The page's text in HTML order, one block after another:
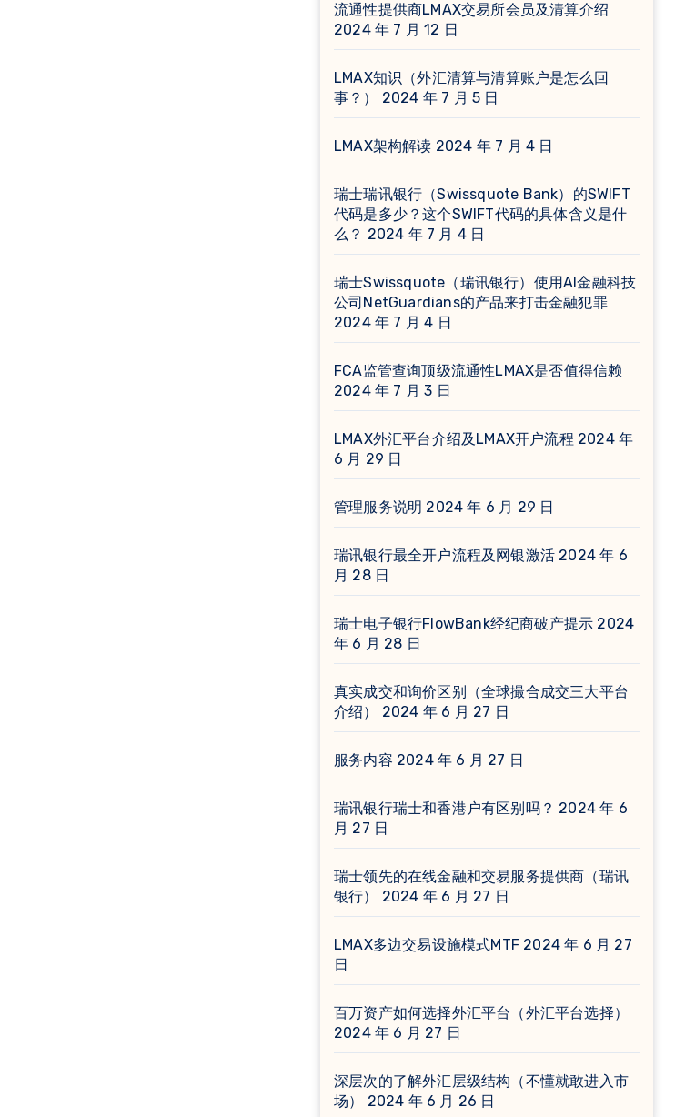
流通性提供商LMAX交易所会员及清算介绍
2024 年 7 月 12 日
LMAX知识（外汇清算与清算账户是怎么回
事？）
2024 年 7 月 5 日
LMAX架构解读 2024 年 7 月 4 日
瑞士瑞讯银行（Swissquote Bank）的SWIFT
代码是多少？这个SWIFT代码的具体含义是什
么？ 2024 年 7 月 4 日
瑞士Swissquote（瑞讯银行）使用AI金融科技
公司NetGuardians的产品来打击金融犯罪
2024 年 7 月 4 日
FCA监管查询顶级流通性LMAX是否值得信赖
2024 年 7 月 3 日
LMAX外汇平台介绍及LMAX开户流程 2024 年
6 月 29 日
管理服务说明 2024 年 6 月 29 日
瑞讯银行最全开户流程及网银激活 2024 年 6
月 28 日
瑞士电子银行FlowBank经纪商破产提示 2024
年 6 月 28 日
真实成交和询价区别（全球撮合成交三大平台
介绍）
2024 年 6 月 27 日
服务内容 2024 年 6 月 27 日
瑞讯银行瑞士和香港户有区别吗？ 2024 年 6
月 27 日
瑞士领先的在线金融和交易服务提供商（瑞讯
银行）
2024 年 6 月 27 日
LMAX多边交易设施模式MTF 2024 年 6 月 27
日
百万资产如何选择外汇平台（外汇平台选择）
2024 年 6 月 27 日
深层次的了解外汇层级结构（不懂就敢进入市
场）
2024 年 6 月 26 日